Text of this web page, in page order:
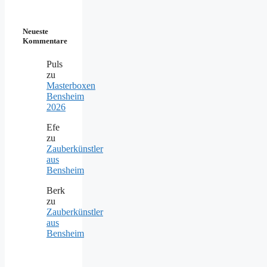
Neueste
Kommentare
Puls
zu
Masterboxen
Bensheim
2026
Efe
zu
Zauberkünstler
aus
Bensheim
Berk
zu
Zauberkünstler
aus
Bensheim